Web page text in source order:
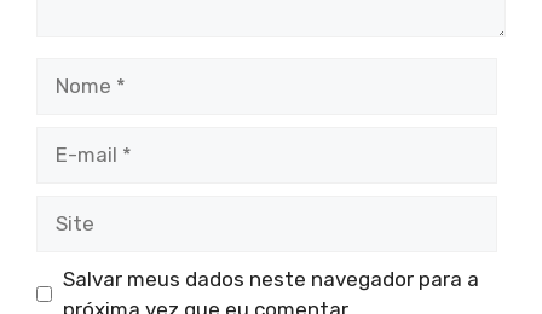
mail
Salvar meus dados neste navegador para a
próxima vez que eu comentar.